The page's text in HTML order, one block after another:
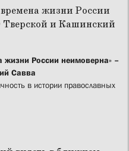
жизни России неимоверна» –
Савва
в истории православных